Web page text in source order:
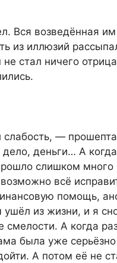
Вся возведённая им
из иллюзий
стал ничего
—
дело, деньги… А
слишком много
всё
помощь,
из жизни, и я
смелости. А когда
была уже
А потом её не